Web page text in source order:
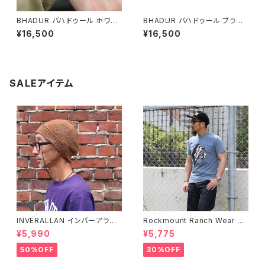
BHADUR バハドゥール ホワイ
トハートアンティークビーズ ブ
レスレット 金赤 #b126 日本製
¥16,500
BHADUR バハドゥール ブラッ
ク アンティークガラスビーズブ
レスレット #b124 日本製
¥16,500
SALEアイテム
INVERALLAN インバーアラン 1
00%ピュアウール ニットキャッ
プ 全8色
¥5,990
50%OFF
Rockmount Ranch Wear ロ
ックマウント ランチウェア Chie
f Western T-Shirt 半袖Tシャ
ツ 全2色
¥5,775
30%OFF